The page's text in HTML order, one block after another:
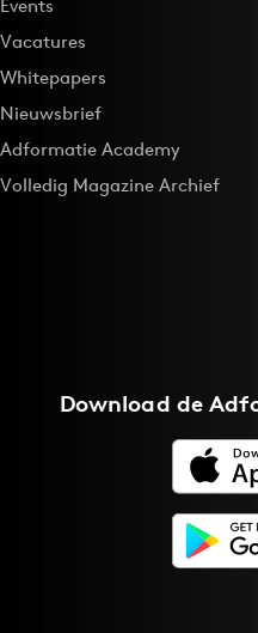
Events
Vacatures
Whitepapers
Nieuwsbrief
Adformatie Academy
Volledig Magazine Archief
Download de